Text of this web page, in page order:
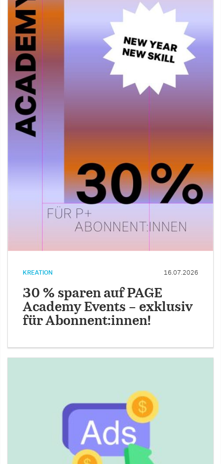
KREATION 16.07.2026
30 % sparen auf PAGE
Academy Events – exklusiv
für Abonnent:innen!